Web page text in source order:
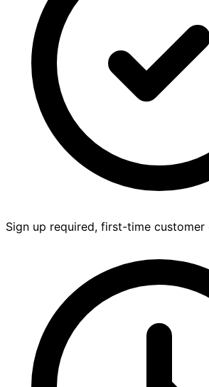
Sign up required, first-time customer